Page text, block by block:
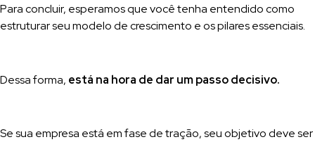
Para concluir, esperamos que você tenha entendido como
estruturar seu modelo de crescimento e os pilares essenciais.
Dessa forma, está na hora de dar um passo decisivo.
Se sua empresa está em fase de tração, seu objetivo deve ser